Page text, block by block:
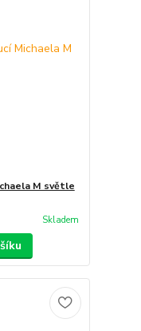
M světle
Skladem